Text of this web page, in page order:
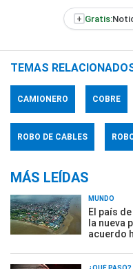
+ Gratis:
TEMAS
CAMIONERO COBRE
ROBO DE CABLES
MÁS LEÍDAS
MUNDO
El país
la nueva
acuerdo